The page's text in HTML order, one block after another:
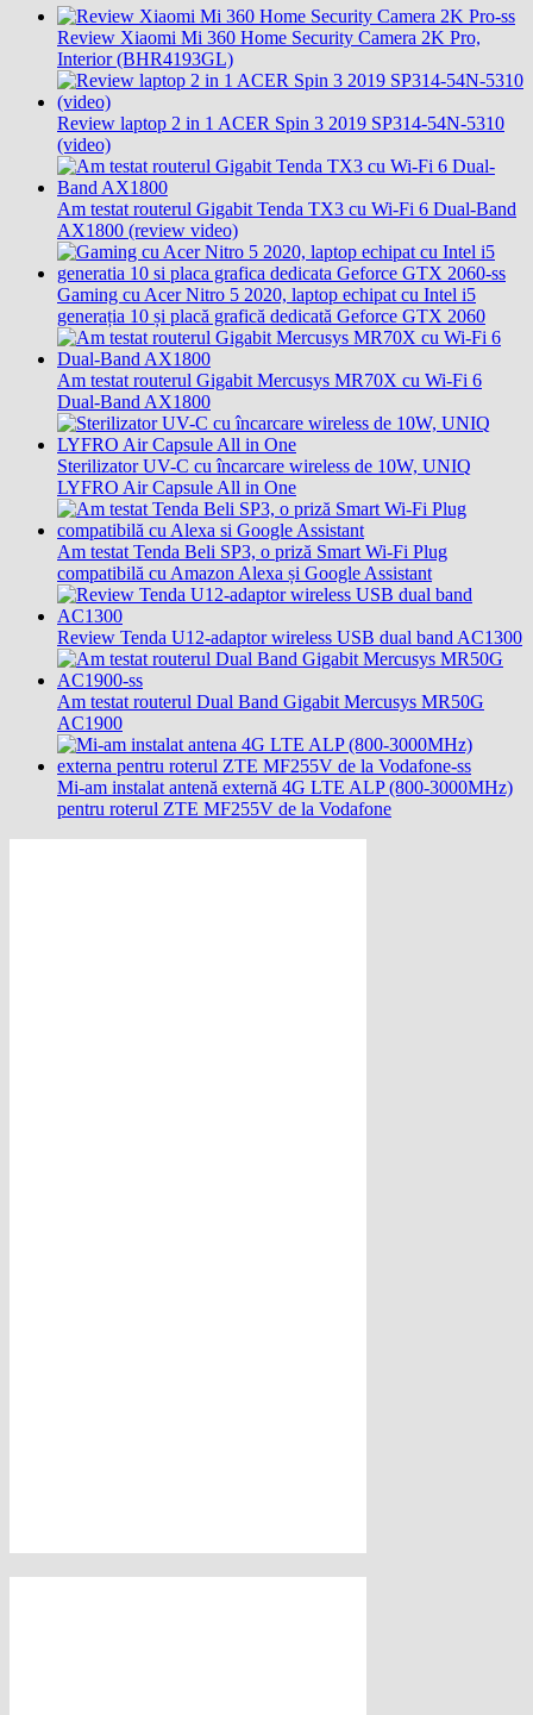
Review Xiaomi Mi 360 Home Security Camera 2K Pro,
Interior (BHR4193GL)
Review laptop 2 in 1 ACER Spin 3 2019 SP314-54N-5310
(video)
Am testat routerul Gigabit Tenda TX3 cu Wi-Fi 6 Dual-Band
AX1800 (review video)
Gaming cu Acer Nitro 5 2020, laptop echipat cu Intel i5
generația 10 și placă grafică dedicată Geforce GTX 2060
Am testat routerul Gigabit Mercusys MR70X cu Wi-Fi 6
Dual-Band AX1800
Sterilizator UV-C cu încarcare wireless de 10W, UNIQ
LYFRO Air Capsule All in One
Am testat Tenda Beli SP3, o priză Smart Wi-Fi Plug
compatibilă cu Amazon Alexa și Google Assistant
Review Tenda U12-adaptor wireless USB dual band AC1300
Am testat routerul Dual Band Gigabit Mercusys MR50G
AC1900
Mi-am instalat antenă externă 4G LTE ALP (800-3000MHz)
pentru roterul ZTE MF255V de la Vodafone